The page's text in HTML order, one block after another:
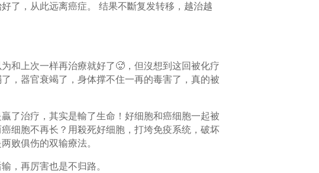
了，从此远离癌症。 结果不斷复发转移，越治越
和上次一样再治療就好了🥵，但沒想到这回被化疗
，器官衰竭了，身体撑不住一再的毒害了，真的被
了治疗，其实是輸了生命！好细胞和癌细胞一起被
细胞不再长？用殺死好细胞，打垮免疫系统，破坏
败俱伤的双输療法。
，再厉害也是不归路。